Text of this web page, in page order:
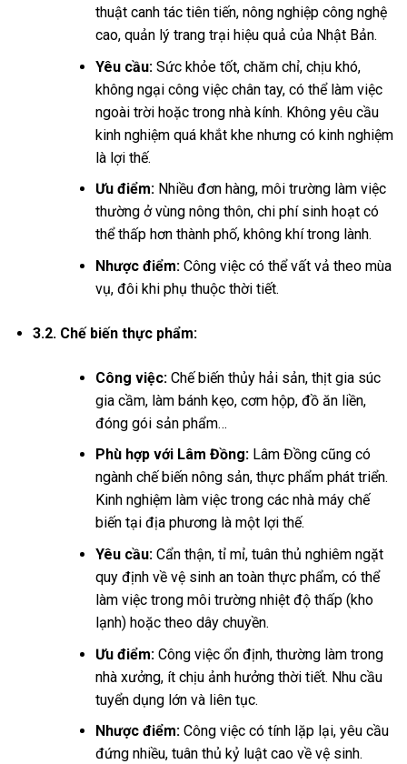
thuật canh tác tiên tiến, nông nghiệp công nghệ
cao, quản lý trang trại hiệu quả của Nhật Bản.
Yêu cầu:Sức khỏe tốt, chăm chỉ, chịu khó,
không ngại công việc chân tay, có thể làm việc
ngoài trời hoặc trong nhà kính. Không yêu cầu
kinh nghiệm quá khắt khe nhưng có kinh nghiệm
là lợi thế.
Ưu điểm:Nhiều đơn hàng, môi trường làm việc
thường ở vùng nông thôn, chi phí sinh hoạt có
thể thấp hơn thành phố, không khí trong lành.
Nhược điểm:Công việc có thể vất vả theo mùa
vụ, đôi khi phụ thuộc thời tiết.
3.2. Chế biến thực phẩm:
Công việc:Chế biến thủy hải sản, thịt gia súc
gia cầm, làm bánh kẹo, cơm hộp, đồ ăn liền,
đóng gói sản phẩm…
Phù hợp với Lâm Đồng:Lâm Đồng cũng có
ngành chế biến nông sản, thực phẩm phát triển.
Kinh nghiệm làm việc trong các nhà máy chế
biến tại địa phương là một lợi thế.
Yêu cầu:Cẩn thận, tỉ mỉ, tuân thủ nghiêm ngặt
quy định về vệ sinh an toàn thực phẩm, có thể
làm việc trong môi trường nhiệt độ thấp (kho
lạnh) hoặc theo dây chuyền.
Ưu điểm:Công việc ổn định, thường làm trong
nhà xưởng, ít chịu ảnh hưởng thời tiết. Nhu cầu
tuyển dụng lớn và liên tục.
Nhược điểm:Công việc có tính lặp lại, yêu cầu
đứng nhiều, tuân thủ kỷ luật cao về vệ sinh.